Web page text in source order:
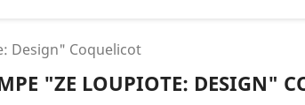
Design" Coquelicot
"ZE LOUPIOTE: DESIGN"